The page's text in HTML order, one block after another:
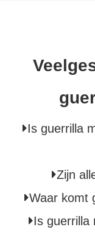
Is guerrilla
Zijn
Waar komt
Is guerrilla